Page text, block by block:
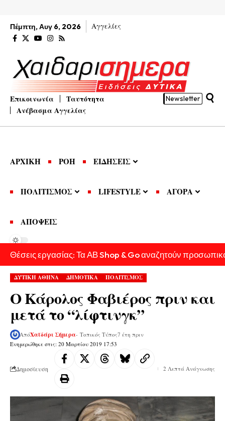
Πέμπτη, Αυγ 6, 2026 Αγγελίες
Επικοινωνία
Ταυτότητα
Ανέβασμα Αγγελίας
Newsletter
ΑΡΧΙΚΗ ΡΟΗ ΕΙΔΗΣΕΙΣ
ΠΟΛΙΤΙΣΜΟΣ LIFESTYLE ΑΓΟΡΑ
ΑΠΟΨΕΙΣ
Θέσεις εργασίας: Τα ΑΒ Shop & Go αναζητούν
ΔΥΤΙΚΗ ΑΘΗΝΑ ΔΗΜΟΤΙΚΑ ΠΟΛΙΤΙΣΜΟΣ
Ο Κάρολος Φαβιέρος πριν και
μετά το “λίφτινγκ”
Ενημερώθηκε στις: 20 Μαρτίου 2019 17:53
ΑπόΧαϊδάρι Σήμερα- Τοπικός Τύπος7 έτη πριν
Δημοσίευση 2 Λεπτά Ανάγνωσης